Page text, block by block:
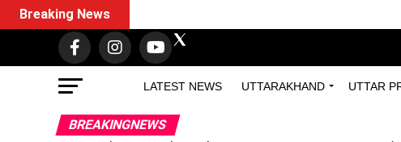
LATEST NEWS UTTARAKHAND UTTAR
Breaking News
BREAKINGNEWS